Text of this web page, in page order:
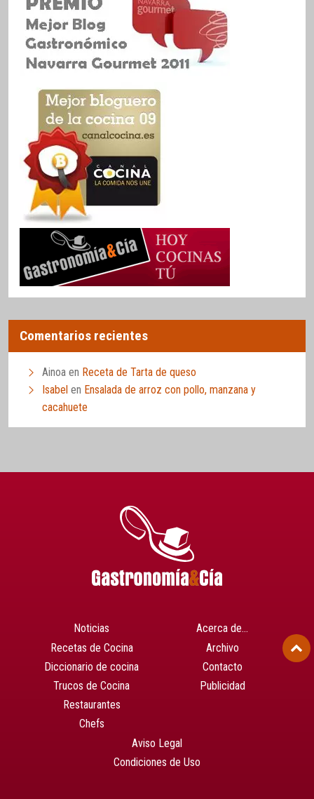
Comentarios recientes
Ainoa en Receta de Tarta de queso
Isabel en Ensalada de arroz con pollo, manzana y
cacahuete
Noticias
Recetas de Cocina
Diccionario de cocina
Trucos de Cocina
Restaurantes
Chefs
Acerca de…
Archivo
Contacto
Publicidad
Aviso Legal
Condiciones de Uso